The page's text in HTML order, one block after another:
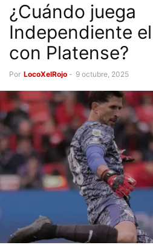
¿Cuándo juega
Independiente
con Platense?
Por LocoXelRojo - 9 octubre, 2025